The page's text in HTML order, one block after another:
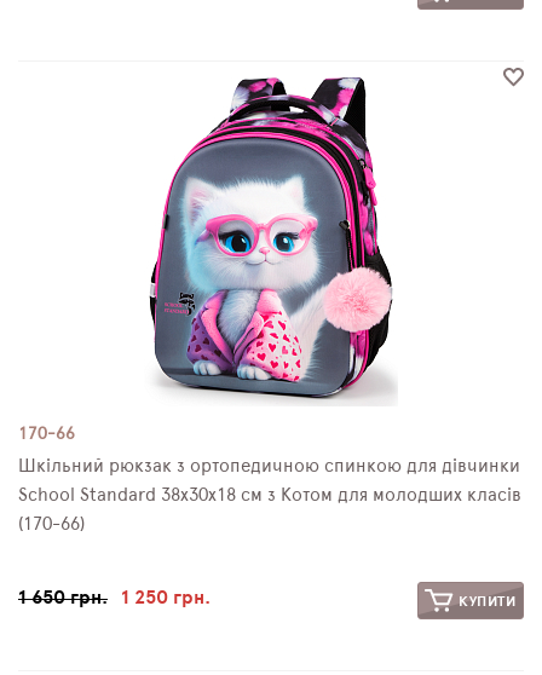
170-66
Шкільний рюкзак з ортопедичною спинкою для дівчинки
School Standard 38х30х18 см з Котом для молодших класів
(170-66)
1 650 грн. 1 250 грн. КУПИТИ